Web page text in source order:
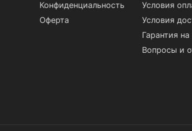
Конфиденциальность
Оферта
Условия
Условия
Гарантия
Вопросы и